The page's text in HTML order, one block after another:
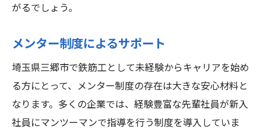
がるでしょう。
メンター制度によるサポート
埼玉県三郷市で鉄筋工として未経験からキャリアを始め
る方にとって、メンター制度の存在は大きな安心材料と
なります。多くの企業では、経験豊富な先輩社員が新入
社員にマンツーマンで指導を行う制度を導入していま